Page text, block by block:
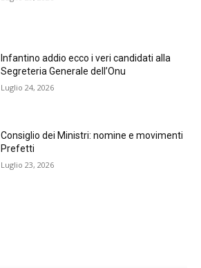
Infantino addio ecco i veri candidati alla
Segreteria Generale dell’Onu
Luglio 24, 2026
Consiglio dei Ministri: nomine e movimenti
Prefetti
Luglio 23, 2026